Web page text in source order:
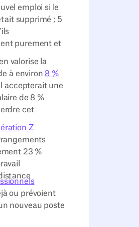
emploi si le
supprimé ; 5
purement et
valorise la
à environ 8 %
accepterait une
de 8 %
cet
Z
23 %
ou prévoient
nouveau poste